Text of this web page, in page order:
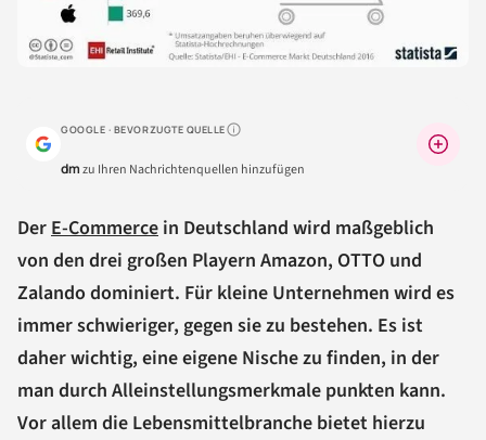
GOOGLE · BEVORZUGTE QUELLEWarum lohnt sich das?
dmzu Ihren Nachrichtenquellen hinzufügen
Der E-Commerce in Deutschland wird maßgeblich
von den drei großen Playern Amazon, OTTO und
Zalando dominiert. Für kleine Unternehmen wird es
immer schwieriger, gegen sie zu bestehen. Es ist
daher wichtig, eine eigene Nische zu finden, in der
man durch Alleinstellungsmerkmale punkten kann.
Vor allem die Lebensmittelbranche bietet hierzu